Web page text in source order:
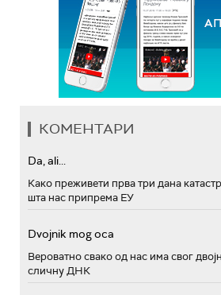
КОМЕНТАРИ
Da, ali...
Како преживети прва три дана
шта нас припрема ЕУ
Dvojnik mog oca
Вероватно свако од нас има свог
сличну ДНК